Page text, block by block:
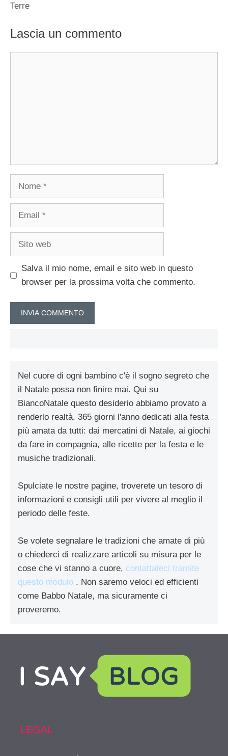
Terre
Lascia un commento
Nome
Email
Sito
Salva il mio nome, email e sito web in questo
browser per la prossima volta che commento.
Nel cuore di ogni bambino c'è il sogno segreto che
il Natale possa non finire mai. Qui su
BiancoNatale questo desiderio abbiamo provato a
renderlo realtà. 365 giorni l'anno dedicati alla festa
più amata da tutti: dai mercatini di Natale, ai giochi
da fare in compagnia, alle ricette per la festa e le
musiche tradizionali.
Spulciate le nostre pagine, troverete un tesoro di
informazioni e consigli utili per vivere al meglio il
periodo delle feste.
Se volete segnalare le tradizioni che amate di più
o chiederci di realizzare articoli su misura per le
cose che vi stanno a cuore, contattateci tramite
questo modulo . Non saremo veloci ed efficienti
come Babbo Natale, ma sicuramente ci
proveremo.
LEGAL